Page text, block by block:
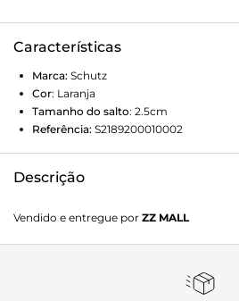
Características
Marca: Schutz
Cor: Laranja
Tamanho do salto: 2.5cm
Referência: S2189200010002
Descrição
nessa cor laranja vibrante, esse
mais casual para o sapato
sofisticação extra. De fácil calce, é
Vendido e entregue por ZZ MALL